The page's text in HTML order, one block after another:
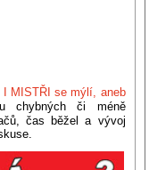
I MISTŘI se mýlí, aneb
chybných či méně
čas běžel a vývoj